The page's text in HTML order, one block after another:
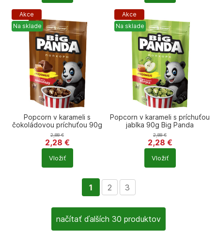
Akce
Na sklade
Popcorn v karameli s
čokoládovou príchuťou 90g
Big Panda
2,28 €
2,88€
Počet
produktů
Vložiť
Akce
Na sklade
Popcorn v karameli s príchuťou
jablka 90g Big Panda
2,28 €
2,88€
Počet
produktů
Vložiť
1 2 3
načítať ďalších 30 produktov